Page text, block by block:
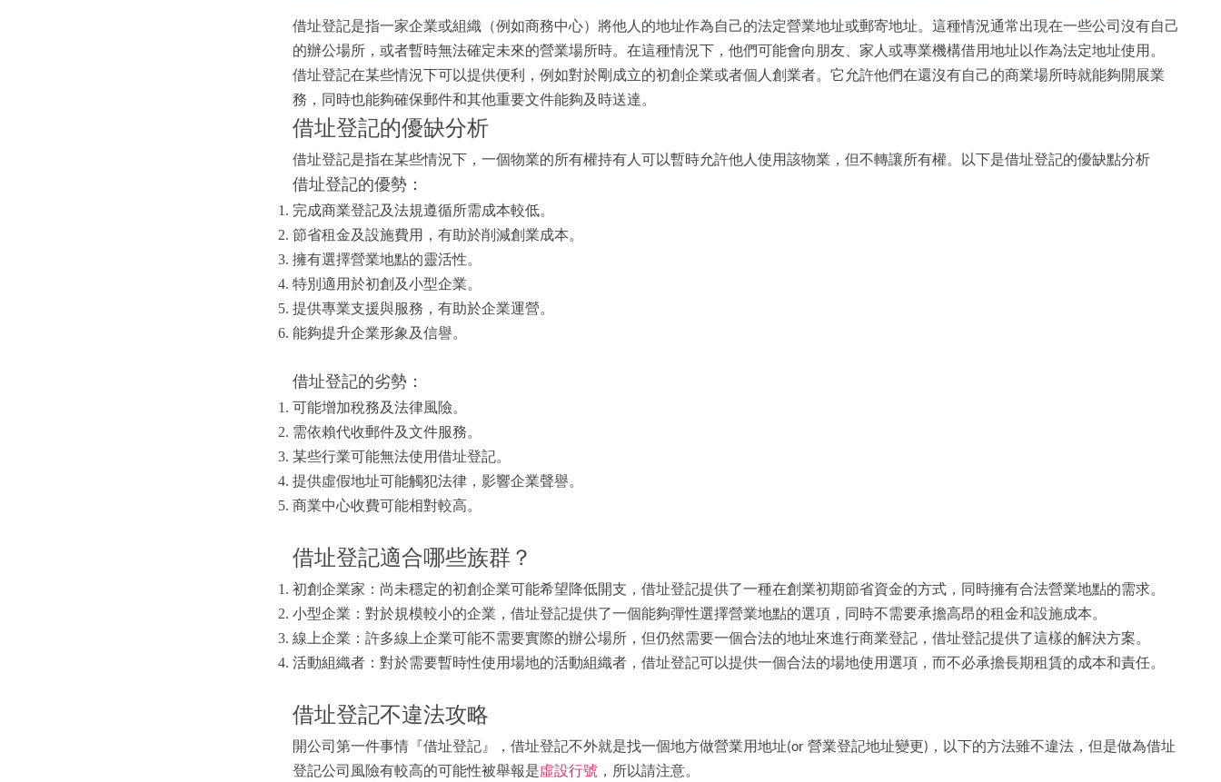
借址登記是指一家企業或組織（例如商務中心）將他人的地址作為自己的法定營業地址或郵寄地址。這種情況通常出現在一些公司沒有自己
的辦公場所，或者暫時無法確定未來的營業場所時。在這種情況下，他們可能會向朋友、家人或專業機構借用地址以作為法定地址使用。
借址登記在某些情況下可以提供便利，例如對於剛成立的初創企業或者個人創業者。它允許他們在還沒有自己的商業場所時就能夠開展業
務，同時也能夠確保郵件和其他重要文件能夠及時送達。
借址登記的優缺分析
借址登記是指在某些情況下，一個物業的所有權持有人可以暫時允許他人使用該物業，但不轉讓所有權。以下是借址登記的優缺點分析
借址登記的優勢：
完成商業登記及法規遵循所需成本較低。
節省租金及設施費用，有助於削減創業成本。
擁有選擇營業地點的靈活性。
特別適用於初創及小型企業。
提供專業支援與服務，有助於企業運營。
能夠提升企業形象及信譽。
借址登記的劣勢：
可能增加稅務及法律風險。
需依賴代收郵件及文件服務。
某些行業可能無法使用借址登記。
提供虛假地址可能觸犯法律，影響企業聲譽。
商業中心收費可能相對較高。
借址登記適合哪些族群？
初創企業家：尚未穩定的初創企業可能希望降低開支，借址登記提供了一種在創業初期節省資金的方式，同時擁有合法營業地點的需求。
小型企業：對於規模較小的企業，借址登記提供了一個能夠彈性選擇營業地點的選項，同時不需要承擔高昂的租金和設施成本。
線上企業：許多線上企業可能不需要實際的辦公場所，但仍然需要一個合法的地址來進行商業登記，借址登記提供了這樣的解決方案。
活動組織者：對於需要暫時性使用場地的活動組織者，借址登記可以提供一個合法的場地使用選項，而不必承擔長期租賃的成本和責任。
借址登記不違法攻略
開公司第一件事情『借址登記』，借址登記不外就是找一個地方做營業用地址(or 營業登記地址變更)，以下的方法雖不違法，但是做為借址
登記公司風險有較高的可能性被舉報是虛設行號 ，所以請注意。